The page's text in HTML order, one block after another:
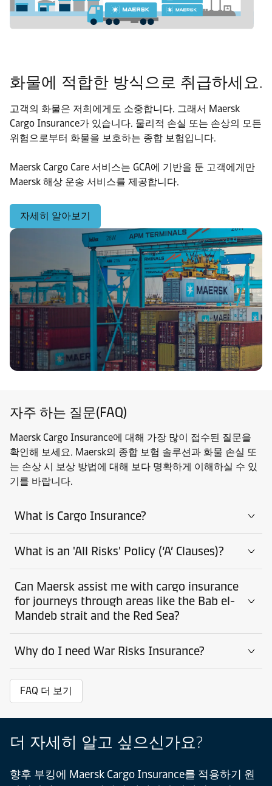
화물에 적합한 방식으로 취급하세요.
고객의 화물은 저희에게도 소중합니다. 그래서 Maersk
Cargo Insurance가 있습니다. 물리적 손실 또는 손상의 모든
위험으로부터 화물을 보호하는 종합 보험입니다.
Maersk Cargo Care 서비스는 GCA에 기반을 둔 고객에게만
Maersk 해상 운송 서비스를 제공합니다.
자세히 알아보기
자주 하는 질문(FAQ)
Maersk Cargo Insurance에 대해 가장 많이 접수된 질문을
확인해 보세요. Maersk의 종합 보험 솔루션과 화물 손실 또
는 손상 시 보상 방법에 대해 보다 명확하게 이해하실 수 있
기를 바랍니다.
What is Cargo Insurance?
What is an 'All Risks' Policy (‘A’ Clauses)?
Can Maersk assist me with cargo insurance
for journeys through areas like the Bab el-
Mandeb strait and the Red Sea?
Why do I need War Risks Insurance?
FAQ 더 보기
더 자세히 알고 싶으신가요?
향후 부킹에 Maersk Cargo Insurance를 적용하기 원